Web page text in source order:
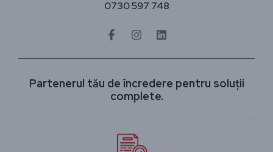
0730 597 748
Partenerul tău de încredere pentru soluții
complete.